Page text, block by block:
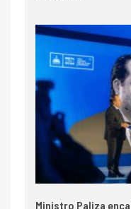
Ministro Paliza